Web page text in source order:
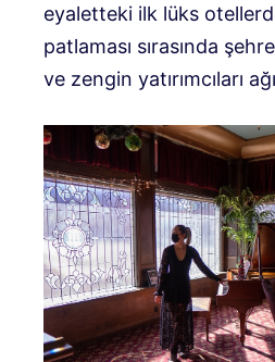
eyaletteki ilk lüks
patlaması sırasında
ve zengin yatırımcıları